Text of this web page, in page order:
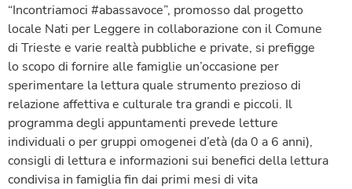
“Incontriamoci #abassavoce”, promosso dal progetto
locale Nati per Leggere in collaborazione con il Comune
di Trieste e varie realtà pubbliche e private, si prefigge
lo scopo di fornire alle famiglie un’occasione per
sperimentare la lettura quale strumento prezioso di
relazione affettiva e culturale tra grandi e piccoli. Il
programma degli appuntamenti prevede letture
individuali o per gruppi omogenei d’età (da 0 a 6 anni),
consigli di lettura e informazioni sui benefici della lettura
condivisa in famiglia fin dai primi mesi di vita